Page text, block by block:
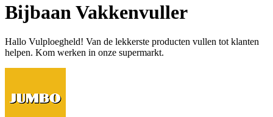
Bijbaan Vakkenvuller
Hallo Vulploegheld! Van de lekkerste producten vullen tot klanten
helpen. Kom werken in onze supermarkt.